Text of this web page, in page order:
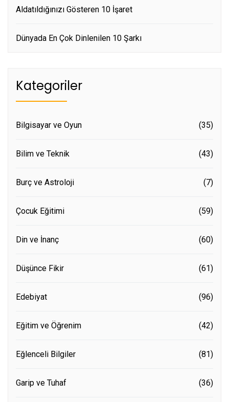
Aldatıldığınızı Gösteren 10 İşaret
Dünyada En Çok Dinlenilen 10 Şarkı
Kategoriler
Bilgisayar ve Oyun (35)
Bilim ve Teknik (43)
Burç ve Astroloji (7)
Çocuk Eğitimi (59)
Din ve İnanç (60)
Düşünce Fikir (61)
Edebiyat (96)
Eğitim ve Öğrenim (42)
Eğlenceli Bilgiler (81)
Garip ve Tuhaf (36)